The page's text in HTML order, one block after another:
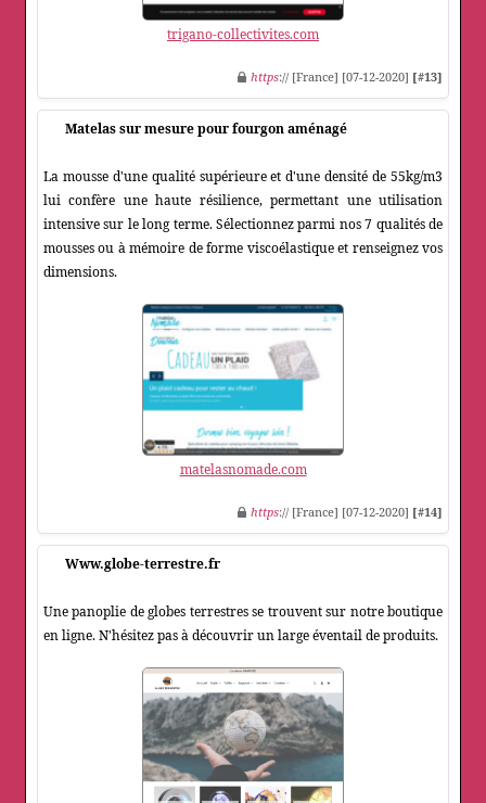
trigano-collectivites.com
https:// [France] [07-12-2020] [#13]
Matelas sur mesure pour fourgon aménagé
La mousse d'une qualité supérieure et d'une densité de 55kg/m3
lui confère une haute résilience, permettant une utilisation
intensive sur le long terme. Sélectionnez parmi nos 7 qualités de
mousses ou à mémoire de forme viscoélastique et renseignez vos
dimensions.
matelasnomade.com
https:// [France] [07-12-2020] [#14]
Www.globe-terrestre.fr
Une panoplie de globes terrestres se trouvent sur notre boutique
en ligne. N'hésitez pas à découvrir un large éventail de produits.